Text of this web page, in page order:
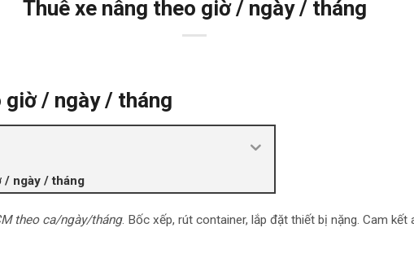
Thuê xe nâng theo giờ / ngày / tháng
giờ / ngày / tháng
/ ngày / tháng
theo ca/ngày/tháng. Bốc xếp, rút container, lắp đặt thiết bị nặng. Cam kết